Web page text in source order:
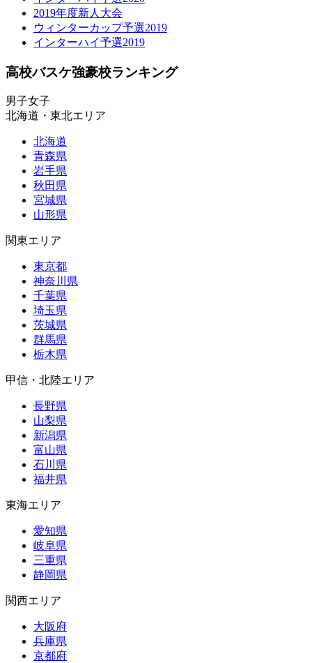
2019年度新人大会
ウィンターカップ予選2019
インターハイ予選2019
高校バスケ強豪校ランキング
男子女子
北海道・東北エリア
北海道
青森県
岩手県
秋田県
宮城県
山形県
関東エリア
東京都
神奈川県
千葉県
埼玉県
茨城県
群馬県
栃木県
甲信・北陸エリア
長野県
山梨県
新潟県
富山県
石川県
福井県
東海エリア
愛知県
岐阜県
三重県
静岡県
関西エリア
大阪府
兵庫県
京都府